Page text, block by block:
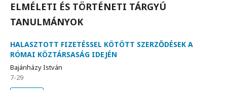
ELMÉLETI ÉS TÖRTÉNETI TÁRGYÚ
TANULMÁNYOK
HALASZTOTT FIZETÉSSEL KÖTÖTT SZERZŐDÉSEK A
RÓMAI KÖZTÁRSASÁG IDEJÉN
Bajánházy István
7-29